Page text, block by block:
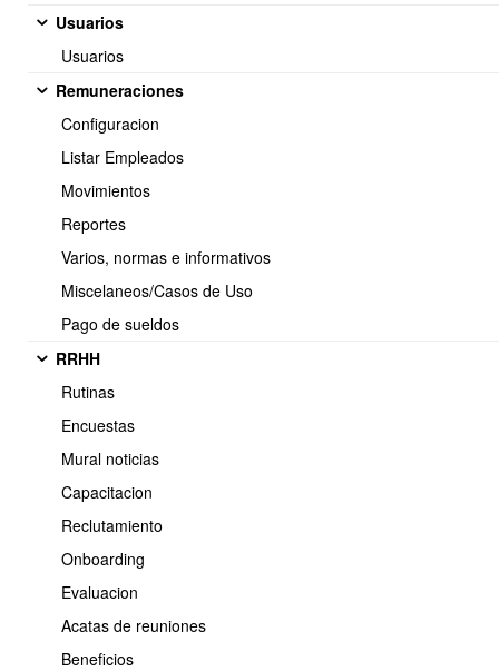
Usuarios
Usuarios
Remuneraciones
Configuracion
Listar Empleados
Movimientos
Reportes
Varios, normas e informativos
Miscelaneos/Casos de Uso
Pago de sueldos
RRHH
Rutinas
Encuestas
Mural noticias
Capacitacion
Reclutamiento
Onboarding
Evaluacion
Acatas de reuniones
Beneficios
CONSIDERACIONES:
Es importante tener en cuenta que si en la ficha del producto
Fabricado se indica que es usado para la Venta y además que es
inventariable, en los proceso de control de stock dependiendo de
su configuración puede mover o no Stock.
Si los componentes de la lista de materiales o recetas tienen
marcado en su ficha que son inventariables, en los procesos
productivos para la fabricación del producto terminado se realizara
los movimientos de stock que se indiquen como pedidos a
bodegas.